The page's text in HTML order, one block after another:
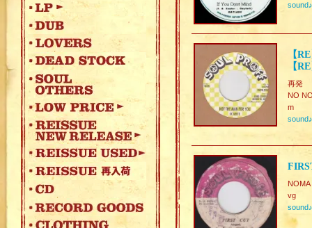
sound♪
【
【
再発
NO
m
sound♪
vg
sound♪